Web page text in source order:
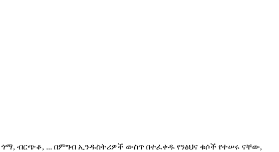
ብርጭቆ, ... በምግብ ኢንዱስትሪዎች ውስጥ በተፈቀዱ የንፅህና ቁሶች የተሠሩ ናቸው,